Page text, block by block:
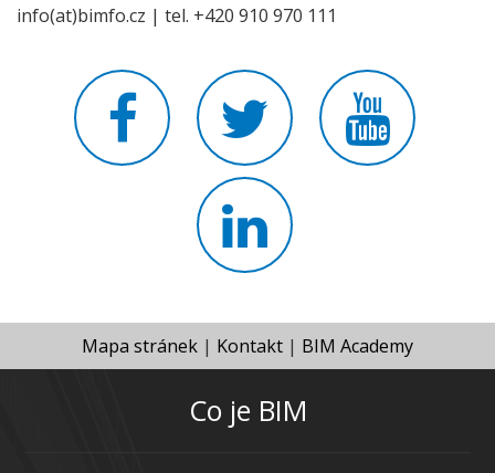
info(at)bimfo.cz | tel. +420 910 970 111
Mapa stránek | Kontakt | BIM Academy
Co je BIM